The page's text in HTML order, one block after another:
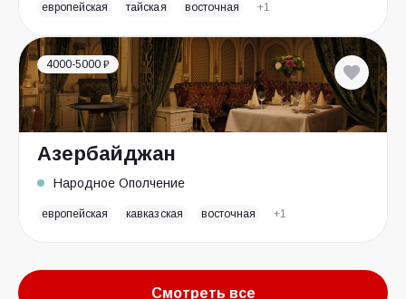
европейская тайская восточная +1
4000-5000 ₽
Азербайджан
Народное Ополчение
европейская кавказская восточная +1
Смотреть все